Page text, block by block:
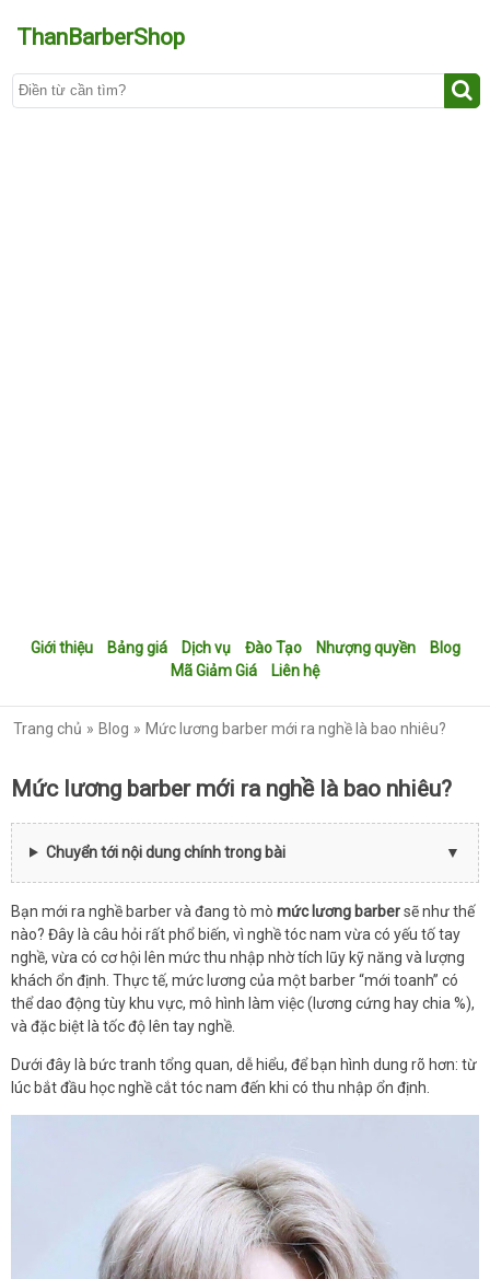
ThanBarberShop
Giới thiệu Bảng giá Dịch vụ Đào Tạo Nhượng quyền
Blog
Mã Giảm Giá
Liên hệ
Trang chủ Blog Mức lương barber mới ra nghề là bao nhiêu?
Mức lương barber mới ra nghề là bao nhiêu?
Chuyển tới nội dung chính trong bài
Bạn mới ra nghề barber và đang tò mò mức lương barbersẽ như thế
nào? Đây là câu hỏi rất phổ biến, vì nghề tóc nam vừa có yếu tố tay
nghề, vừa có cơ hội lên mức thu nhập nhờ tích lũy kỹ năng và lượng
khách ổn định. Thực tế, mức lương của một barber “mới toanh” có
thể dao động tùy khu vực, mô hình làm việc (lương cứng hay chia %),
và đặc biệt là tốc độ lên tay nghề.
Dưới đây là bức tranh tổng quan, dễ hiểu, để bạn hình dung rõ hơn: từ
lúc bắt đầu học nghề cắt tóc nam đến khi có thu nhập ổn định.